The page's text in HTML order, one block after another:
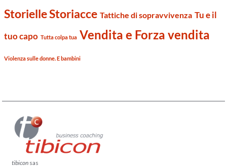
Storielle Storiacce Tattiche di sopravvivenza Tu e il
tuo capo Tutta colpa tua Vendita e Forza vendita
Violenza sulle donne. E bambini
tibicon sas